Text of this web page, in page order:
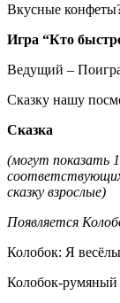
Вкусные
Игра “Кто
Ведущий –
Сказку нашу
Сказка
(могут показать
сказку взрослые)
Появляется
Колобок: Я
Колобок-румяный